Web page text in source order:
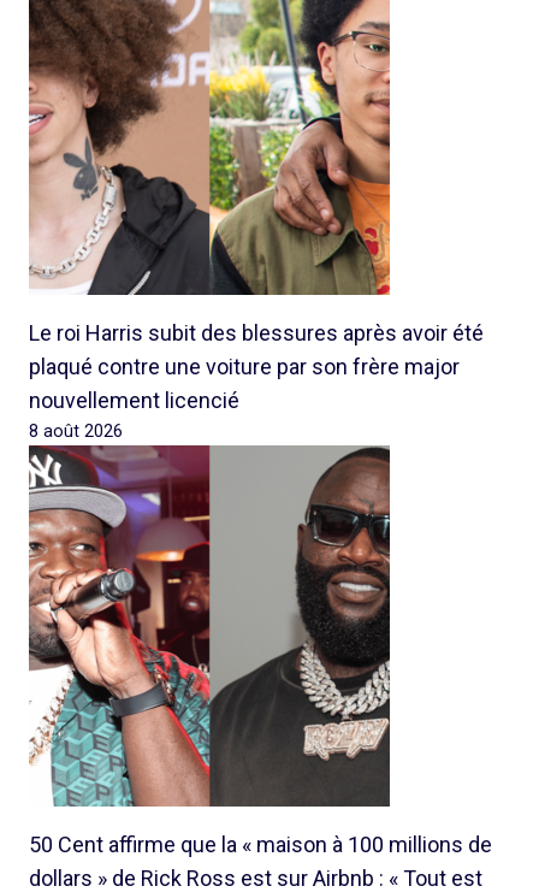
Le roi Harris subit des blessures après avoir été
plaqué contre une voiture par son frère major
nouvellement licencié
8 août 2026
50 Cent affirme que la « maison à 100 millions de
dollars » de Rick Ross est sur Airbnb : « Tout est